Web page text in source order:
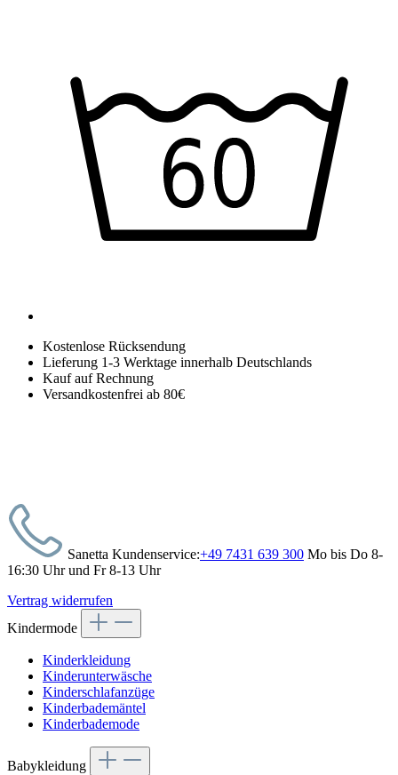
Kostenlose Rücksendung
Lieferung 1-3 Werktage innerhalb Deutschlands
Kauf auf Rechnung
Versandkostenfrei ab 80€
Sanetta Kundenservice:+49 7431 639 300 Mo bis Do 8-
16:30 Uhr und Fr 8-13 Uhr
Vertrag widerrufen
Kindermode
Kinderkleidung
Kinderunterwäsche
Kinderschlafanzüge
Kinderbademäntel
Kinderbademode
Babykleidung